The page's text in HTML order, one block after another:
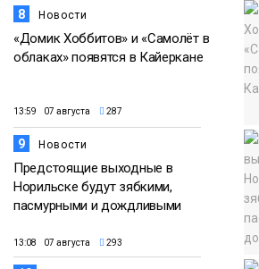
8 Новости
«Домик Хоббитов» и «Самолёт в
облаках» появятся в Кайеркане
13:59 07 августа 287
9 Новости
Предстоящие выходные в
Норильске будут зябкими,
пасмурными и дождливыми
13:08 07 августа 293